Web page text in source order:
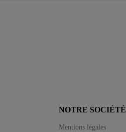
NOTRE SOCIÉTÉ
Mentions légales